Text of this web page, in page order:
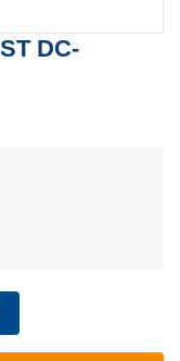
DC-
số lượng